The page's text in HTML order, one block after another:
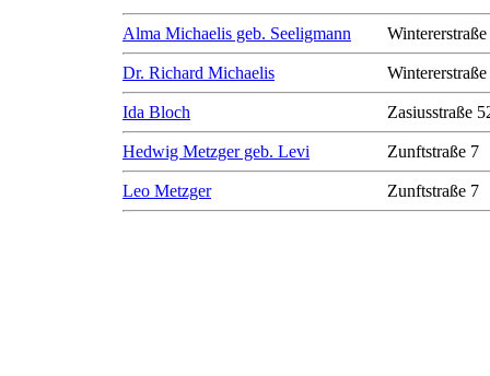
Alma Michaelis geb. Seeligmann
Dr. Richard Michaelis
Ida Bloch Zasiusstraße
Hedwig Metzger geb. Levi Zunftstraße 7
Leo Metzger Zunftstraße 7